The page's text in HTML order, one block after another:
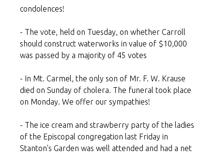
condolences!
- The vote, held on Tuesday, on whether Carroll
should construct waterworks in value of $10,000
was passed by a majority of 45 votes
- In Mt. Carmel, the only son of Mr. F. W. Krause
died on Sunday of cholera. The funeral took place
on Monday. We offer our sympathies!
- The ice cream and strawberry party of the ladies
of the Episcopal congregation last Friday in
Stanton's Garden was well attended and had a net